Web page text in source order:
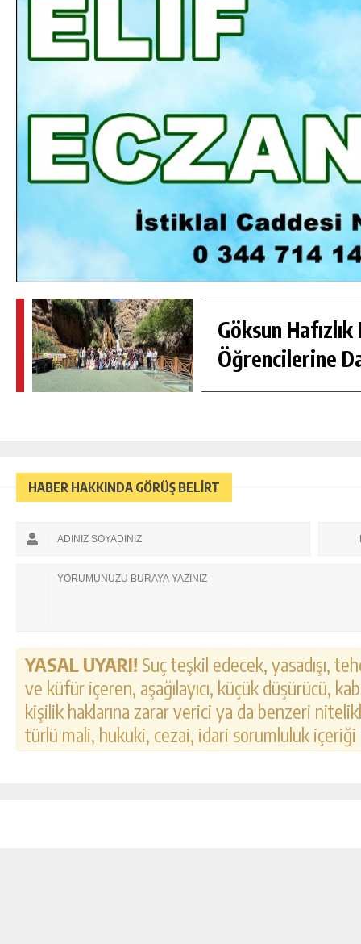
Göksun Hafızlık
Öğrencilerine
HABER HAKKINDA GÖRÜŞ BELİRT
YASAL UYARI! Suç teşkil edecek, yasadışı,
ve küfür içeren, aşağılayıcı, küçük düşürücü,
kişilik haklarına zarar verici ya da benzeri
türlü mali, hukuki, cezai, idari sorumluluk
GÜNLÜK HABER AKIŞI
GÖKSUN HAFIZLIK KIZ KUR’AN KURSU
ÖĞRENCILERINE DARENDE GEZISI.